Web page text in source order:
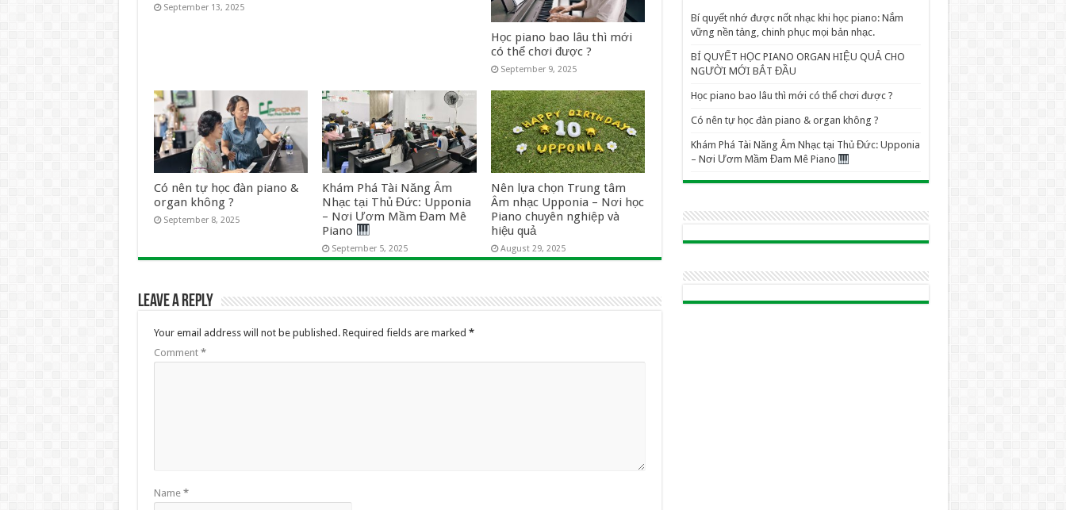
September 13, 2025
Học piano bao lâu thì mới
có thể chơi được ?
September 9, 2025
Có nên tự học đàn piano &
organ không ?
September 8, 2025
Khám Phá Tài Năng Âm
Nhạc tại Thủ Đức: Upponia
– Nơi Ươm Mầm Đam Mê
Piano
September 5, 2025
Nên lựa chọn Trung tâm
Âm nhạc Upponia – Nơi học
Piano chuyên nghiệp và
hiệu quả
August 29, 2025
Leave a Reply
Your email address will not be published. Required fields are marked *
Comment *
Name *
Bí quyết nhớ được nốt nhạc khi học piano: Nắm
vững nền tảng, chinh phục mọi bản nhạc.
BÍ QUYẾT HỌC PIANO ORGAN HIỆU QUẢ CHO
NGƯỜI MỚI BẮT ĐẦU
Học piano bao lâu thì mới có thể chơi được ?
Có nên tự học đàn piano & organ không ?
Khám Phá Tài Năng Âm Nhạc tại Thủ Đức: Upponia
– Nơi Ươm Mầm Đam Mê Piano